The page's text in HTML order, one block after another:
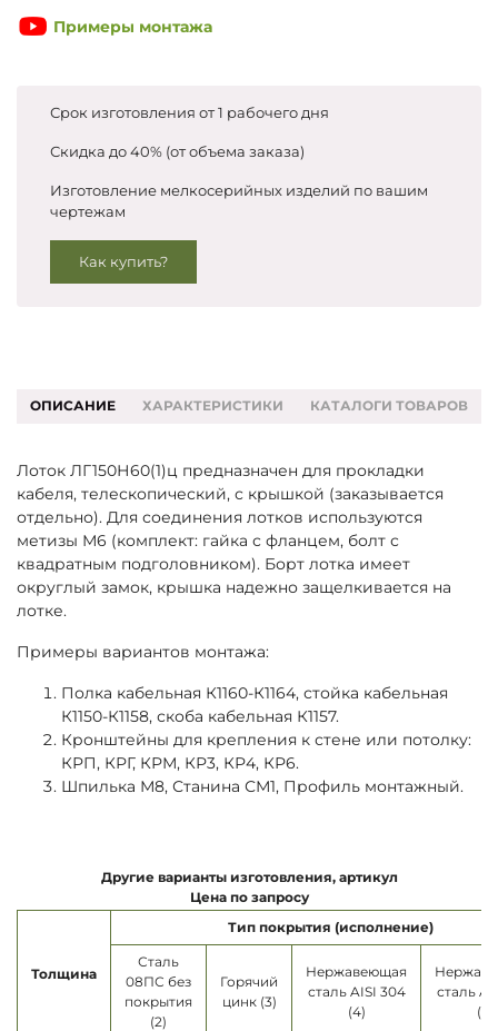
Примеры монтажа
Срок изготовления от 1 рабочего дня
Скидка до 40% (от объема заказа)
Изготовление мелкосерийных изделий по вашим
чертежам
Как купить?
ОПИСАНИЕ ХАРАКТЕРИСТИКИ КАТАЛОГИ ТОВАРОВ
Лоток ЛГ150Н60(1)ц предназначен для прокладки
кабеля, телескопический, с крышкой (заказывается
отдельно). Для соединения лотков используются
метизы М6 (комплект: гайка с фланцем, болт с
квадратным подголовником). Борт лотка имеет
округлый замок, крышка надежно защелкивается на
лотке.
Примеры вариантов монтажа:
Полка кабельная К1160-К1164, стойка кабельная
К1150-К1158, скоба кабельная К1157.
Кронштейны для крепления к стене или потолку:
КРП, КРГ, КРМ, КР3, КР4, КР6.
Шпилька М8, Станина СМ1, Профиль монтажный.
Другие варианты изготовления, артикул
Цена по запросу
Толщина
Тип покрытия (исполнение)
Сталь
08ПС без
покрытия
(2)
Горячий
цинк (3)
Нержавеющая
сталь AISI 304
(4)
сталь
(5)